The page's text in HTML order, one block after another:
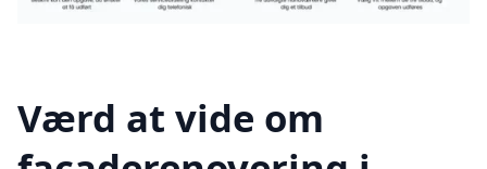
Værd at vide om